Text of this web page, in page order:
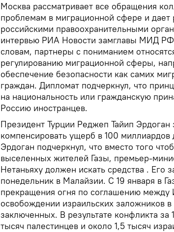
Москва рассматривает все обращения
проблемам в миграционной сфере и
российскими правоохранительными
интервью РИА Новости замглавы МИД РФ
словам, партнеры с пониманием
регулированию миграционной сферы,
обеспечение безопасности как самих
граждан. Дипломат подчеркнул, что
на национальность или гражданскую
Россию иностранцев.
Президент Турции Реджеп Тайип
компенсировать ущерб в 100 миллиардов
Эрдоган подчеркнул, что вместо того
выселенных жителей Газы, премьер-
Нетаньяху должен искать средства . Его
понедельник в Малайзии. С 19 января в
прекращения огня по соглашению
освобождении израильских заложников
заключенных. В результате конфликта
тысяч палестинцев и около 1,5 тысяч